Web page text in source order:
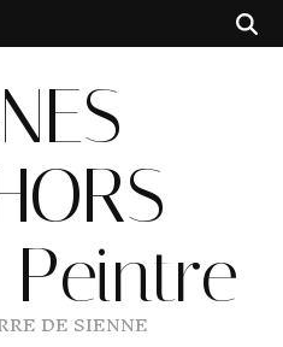
DE SIENNE